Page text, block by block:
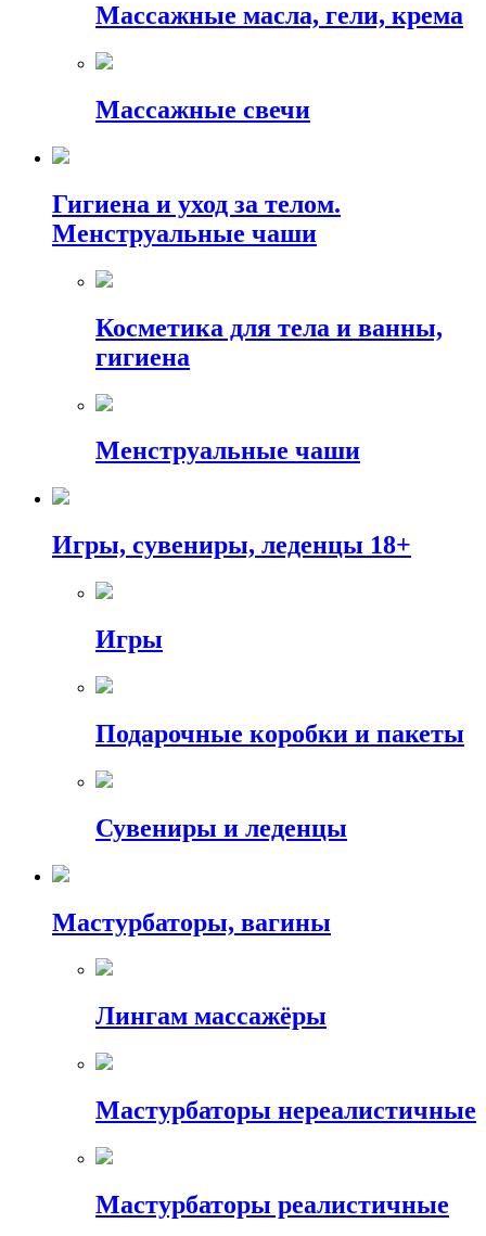
Массажные масла, гели, крема
Массажные свечи
Гигиена и уход за телом.
Менструальные чаши
Косметика для тела и ванны,
гигиена
Менструальные чаши
Игры, сувениры, леденцы 18+
Игры
Подарочные коробки и пакеты
Сувениры и леденцы
Мастурбаторы, вагины
Лингам массажёры
Мастурбаторы нереалистичные
Мастурбаторы реалистичные